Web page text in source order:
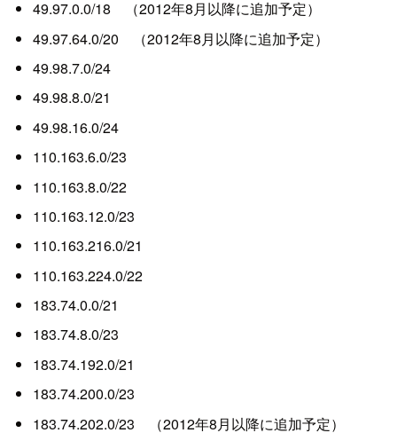
49.97.0.0/18 （2012年8月以降に追加予定）
49.97.64.0/20 （2012年8月以降に追加予定）
49.98.7.0/24
49.98.8.0/21
49.98.16.0/24
110.163.6.0/23
110.163.8.0/22
110.163.12.0/23
110.163.216.0/21
110.163.224.0/22
183.74.0.0/21
183.74.8.0/23
183.74.192.0/21
183.74.200.0/23
183.74.202.0/23 （2012年8月以降に追加予定）